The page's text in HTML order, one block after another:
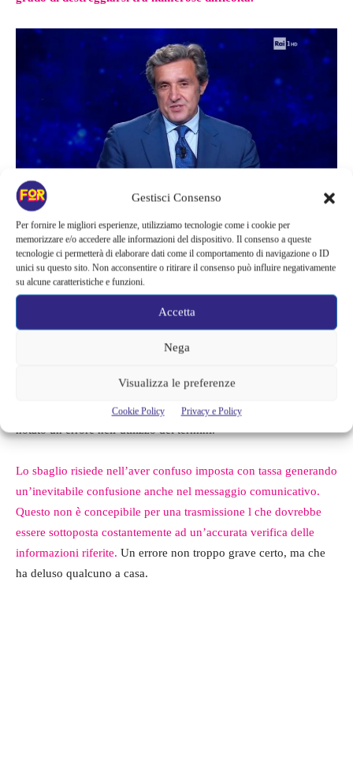
Gestisci Consenso
Per fornire le migliori esperienze, utilizziamo tecnologie come i cookie per
memorizzare e/o accedere alle informazioni del dispositivo. Il consenso a queste
tecnologie ci permetterà di elaborare dati come il comportamento di navigazione o ID
unici su questo sito. Non acconsentire o ritirare il consenso può influire negativamente
su alcune caratteristiche e funzioni.
Accetta
Nega
Visualizza le preferenze
Cookie Policy Privacy e Policy
Flavio Insinna a L’Eredità
La polemica di un utente
“Non posso concepire che facciano domande e gli autori diano
risposte errate. Le imposte sul reddito non sono tasse. I
riferiscono a tributi da pagare in cambio di servizi precisi, di cui
, ha scritto uno spettatore arrabbiato dopo aver
notato un errore nell’utilizzo dei termini.
Lo sbaglio risiede nell’aver confuso imposta con tassa generando
un’inevitabile confusione anche nel messaggio comunicativo.
Questo non è concepibile per una trasmissione l che dovrebbe
essere sottoposta costantemente ad un’accurata verifica delle
informazioni riferite. Un errore non troppo grave certo, ma che
ha deluso qualcuno a casa.